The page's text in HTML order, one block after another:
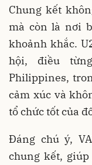
Chung kết
mà còn là nơi
khoảnh khắc.
hội, điều
Philippines,
cảm xúc và
tổ chức tốt của
Đáng chú ý,
chung kết,